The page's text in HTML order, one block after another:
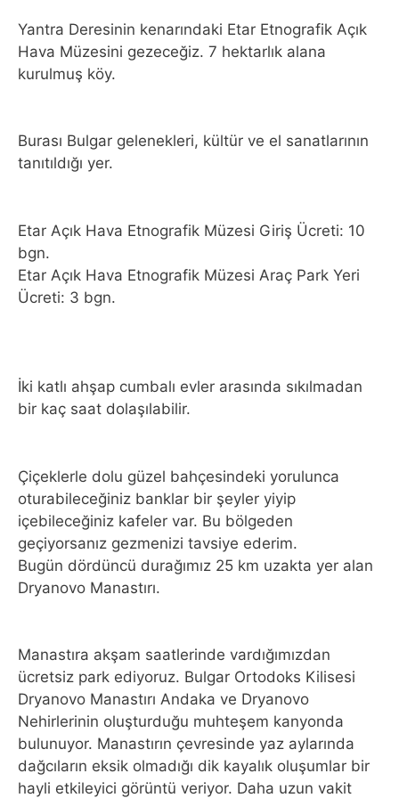
Yantra Deresinin kenarındaki Etar Etnografik Açık
Hava Müzesini gezeceğiz. 7 hektarlık alana
kurulmuş köy.
Burası Bulgar gelenekleri, kültür ve el sanatlarının
tanıtıldığı yer.
Etar Açık Hava Etnografik Müzesi Giriş Ücreti: 10
bgn.
Etar Açık Hava Etnografik Müzesi Araç Park Yeri
Ücreti: 3 bgn.
İki katlı ahşap cumbalı evler arasında sıkılmadan
bir kaç saat dolaşılabilir.
Çiçeklerle dolu güzel bahçesindeki yorulunca
oturabileceğiniz banklar bir şeyler yiyip
içebileceğiniz kafeler var. Bu bölgeden
geçiyorsanız gezmenizi tavsiye ederim.
Bugün dördüncü durağımız 25 km uzakta yer alan
Dryanovo Manastırı.
Manastıra akşam saatlerinde vardığımızdan
ücretsiz park ediyoruz. Bulgar Ortodoks Kilisesi
Dryanovo Manastırı Andaka ve Dryanovo
Nehirlerinin oluşturduğu muhteşem kanyonda
bulunuyor. Manastırın çevresinde yaz aylarında
dağcıların eksik olmadığı dik kayalık oluşumlar bir
hayli etkileyici görüntü veriyor. Daha uzun vakit